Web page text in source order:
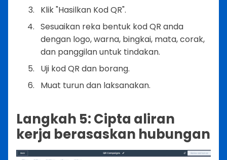
Klik "Hasilkan Kod QR".
Sesuaikan reka bentuk kod QR anda
dengan logo, warna, bingkai, mata, corak,
dan panggilan untuk tindakan.
Uji kod QR dan borang.
Muat turun dan laksanakan.
Langkah 5: Cipta aliran
kerja berasaskan hubungan